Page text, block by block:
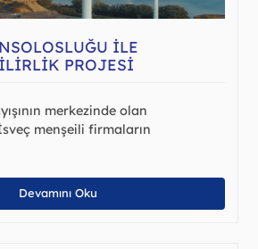
ILE
PROJESI
merkezinde olan
menşeili firmaların
Devamını Oku